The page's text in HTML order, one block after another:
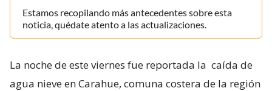
Estamos recopilando más antecedentes sobre esta
noticia, quédate atento a las actualizaciones.
La noche de este viernes fue reportada la caída de
agua nieve en Carahue, comuna costera de la región